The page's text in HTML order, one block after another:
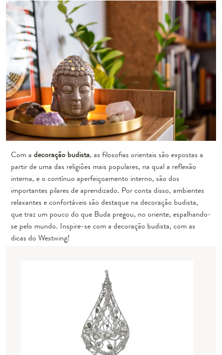
Com a decoração budista, as filosofias orientais são expostas a
partir de uma das religiões mais populares, na qual a reflexão
interna, e o contínuo aperfeiçoamento interno, são dos
importantes pilares de aprendizado. Por conta disso, ambientes
relaxantes e confortáveis são destaque na decoração budista,
que traz um pouco do que Buda pregou, no oriente, espalhando-
se pelo mundo. Inspire-se com a decoração budista, com as
dicas do Westwing!